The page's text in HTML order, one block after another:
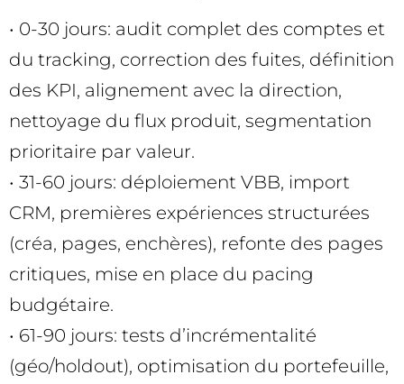
• 0-30 jours: audit complet des comptes et
du tracking, correction des fuites, définition
des KPI, alignement avec la direction,
nettoyage du flux produit, segmentation
prioritaire par valeur.
• 31-60 jours: déploiement VBB, import
CRM, premières expériences structurées
(créa, pages, enchères), refonte des pages
critiques, mise en place du pacing
budgétaire.
• 61-90 jours: tests d’incrémentalité
(géo/holdout), optimisation du portefeuille,